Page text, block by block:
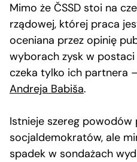
Mimo że ČSSD stoi na
rządowej, której praca
oceniana przez opinię
wyborach zysk w
czeka tylko ich partnera
Andreja Babiša.
Istnieje szereg
socjaldemokratów, ale
spadek w sondażach